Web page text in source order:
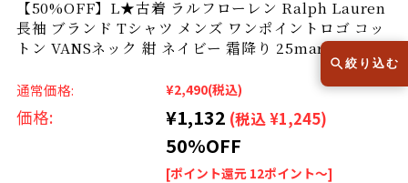
発送について 12時までのご注文で当日出荷！
※対応不可：日祝、長期休暇、セール
今週のHOTワード（7/29〜8/4）
【50%OFF】L★古着 ラルフローレン Ralph Lauren
長袖 ブランド Tシャツ メンズ ワンポイントロゴ コッ
トン VANSネック 紺 ネイビー 霜降り 25mar03 中古
通常価格: ¥2,490(税込)
価格: ¥1,132 (税込 ¥1,245)
50%OFF
[ポイント還元 12ポイント～]
絞り込む